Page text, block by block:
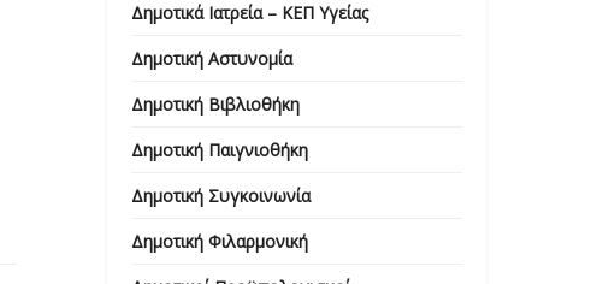
Δημοτικά Ιατρεία – ΚΕΠ Υγείας
Δημοτική Αστυνομία
Δημοτική Βιβλιοθήκη
Δημοτική Παιγνιοθήκη
Δημοτική Συγκοινωνία
Δημοτική Φιλαρμονική